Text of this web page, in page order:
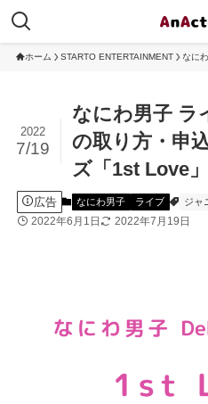
ホーム STARTO ENTERTAINMENT なに
なにわ男子 ラ
の取り方・申
ズ「1st Love
2022
7/19
広告 なにわ男子 ライブ ジャ
2022年6月1日 2022年7月19日